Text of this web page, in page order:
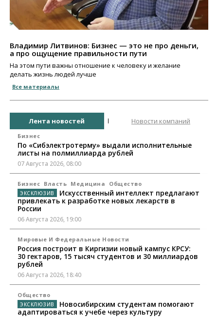
Владимир Литвинов: Бизнес — это не про деньги,
а про ощущение правильности пути
На этом пути важны отношение к человеку и желание
делать жизнь людей лучше
Все материалы
Лента новостей Новости компаний
Бизнес
По «Сибэлектротерму» выдали исполнительные
листы на полмиллиарда рублей
07 Августа 2026, 08:00
Бизнес Власть Медицина Общество
Искусственный интеллект предлагают
привлекать к разработке новых лекарств в
России
06 Августа 2026, 19:00
Мировые И Федеральные Новости
Россия построит в Киргизии новый кампус КРСУ:
30 гектаров, 15 тысяч студентов и 30 миллиардов
рублей
06 Августа 2026, 18:40
Общество
Новосибирским студентам помогают
адаптироваться к учебе через культуру